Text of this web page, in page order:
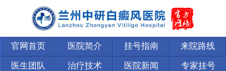
官网首页 医院简介 挂号指南 来院路线
医生团队 治疗技术 医院新闻 专家挂号